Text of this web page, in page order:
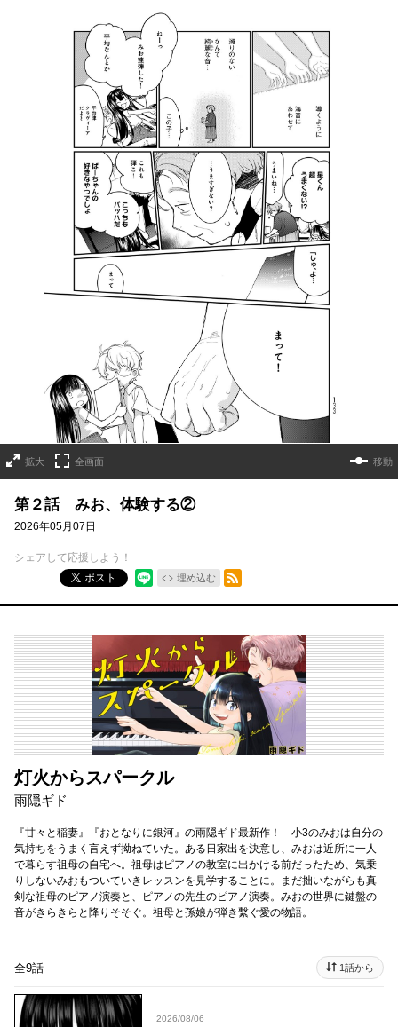
拡大 全画面 移動
第２話 みお、体験する②
2026年05月07日
シェアして応援しよう！
ポスト
埋め込む
RSSフィード
灯火からスパークル
雨隠ギド
『甘々と稲妻』『おとなりに銀河』の雨隠ギド最新作！ 小3のみおは自分の
気持ちをうまく言えず拗ねていた。ある日家出を決意し、みおは近所に一人
で暮らす祖母の自宅へ。祖母はピアノの教室に出かける前だったため、気乗
りしないみおもついていきレッスンを見学することに。まだ拙いながらも真
剣な祖母のピアノ演奏と、ピアノの先生のピアノ演奏。みおの世界に鍵盤の
音がきらきらと降りそそぐ。祖母と孫娘が弾き繫ぐ愛の物語。
全9話 1話から
2026/08/06